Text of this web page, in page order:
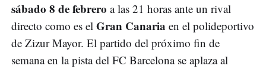
sábado 8 de febrero a las 21 horas ante un rival
directo como es el Gran Canaria en el polideportivo
de Zizur Mayor. El partido del próximo fin de
semana en la pista del FC Barcelona se aplaza al